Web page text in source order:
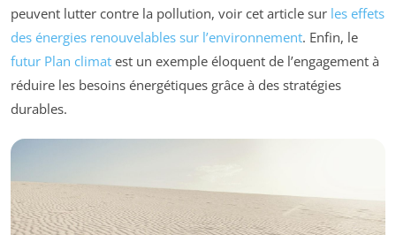
peuvent lutter contre la pollution, voir cet article sur les effets
des énergies renouvelables sur l’environnement. Enfin, le
futur Plan climat est un exemple éloquent de l’engagement à
réduire les besoins énergétiques grâce à des stratégies
durables.